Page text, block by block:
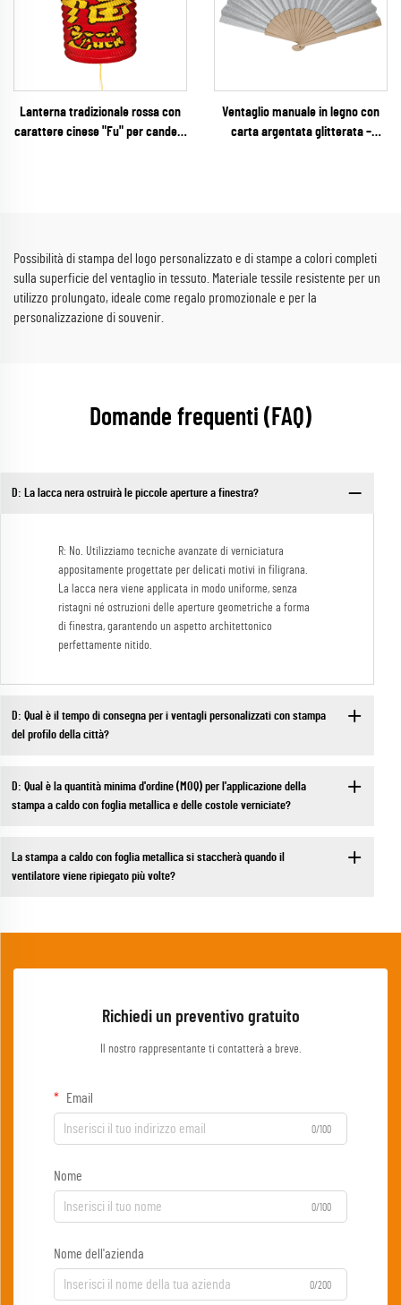
Lanterna tradizionale rossa con
carattere cinese "Fu" per candele
Ventaglio manuale in legno con
carta argentata glitterata –
Possibilità di stampa del logo personalizzato e di stampe a colori completi
sulla superficie del ventaglio in tessuto. Materiale tessile resistente per un
utilizzo prolungato, ideale come regalo promozionale e per la
personalizzazione di souvenir.
Domande frequenti (FAQ)
D: La lacca nera ostruirà le piccole aperture a finestra?
R: No. Utilizziamo tecniche avanzate di verniciatura
appositamente progettate per delicati motivi in filigrana.
La lacca nera viene applicata in modo uniforme, senza
ristagni né ostruzioni delle aperture geometriche a forma
di finestra, garantendo un aspetto architettonico
perfettamente nitido.
D: Qual è il tempo di consegna per i ventagli personalizzati con stampa
del profilo della città?
D: Qual è la quantità minima d'ordine (MOQ) per l'applicazione della
stampa a caldo con foglia metallica e delle costole verniciate?
La stampa a caldo con foglia metallica si staccherà quando il
ventilatore viene ripiegato più volte?
Richiedi un preventivo gratuito
Il nostro rappresentante ti contatterà a breve.
Email
0/100
Nome
0/100
Nome dell'azienda
0/200